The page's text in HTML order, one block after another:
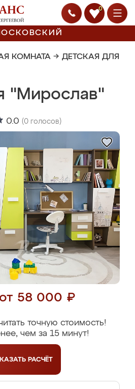
0
КОМНАТА → ДЕТСКАЯ ДЛЯ
"Мирослав"
0.0 (0 голосов)
58 000 ₽
точную стоимость!
чем за 15 минут!
РАСЧЁТ